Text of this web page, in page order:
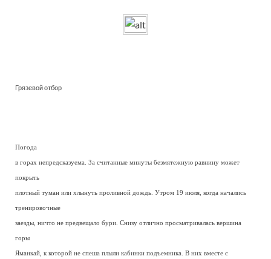
Грязевой отбор
Погода
в горах непредсказуема. За считанные минуты безмятежную равнину может
покрыть
плотный туман или хлынуть проливной дождь. Утром 19 июля, когда начались
тренировочные
заезды, ничто не предвещало бури. Снизу отлично просматривалась вершина
горы
Яманкай, к которой не спеша плыли кабинки подъемника. В них вместе с